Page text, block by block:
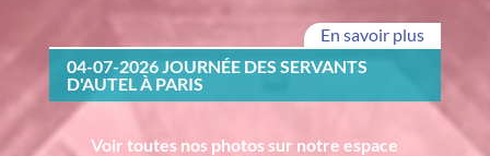
04-07-2026 JOURNÉE DES SERVANTS
D'AUTEL À PARIS
En savoir plus
Voir toutes nos photos sur notre espace